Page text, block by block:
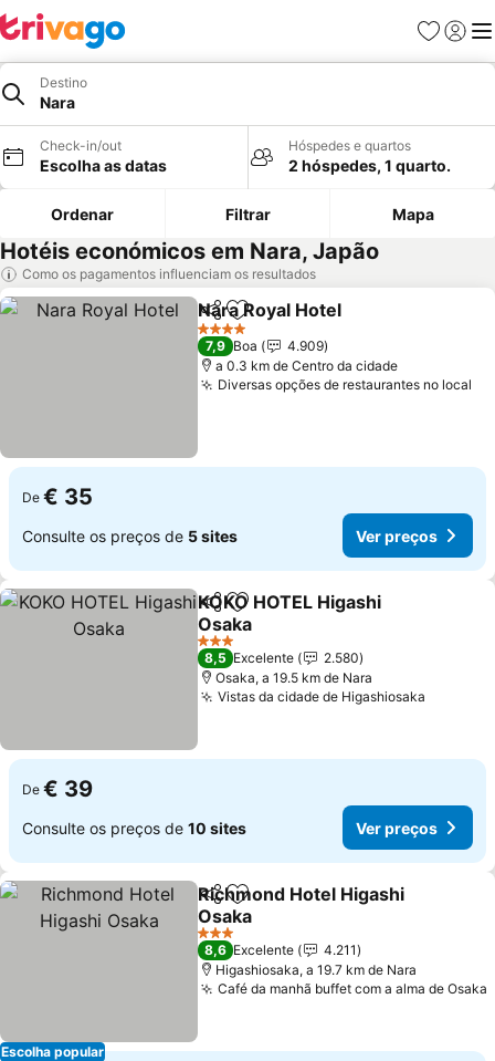
Favoritos
Iniciar
Destino
Nara
Check-in/out
Escolha as datas
Hóspedes e quartos
2 hóspedes, 1 quarto.
Ordenar Filtrar Mapa
Hotéis económicos em Nara, Japão
Como os pagamentos influenciam os resultados
PartilharAdicionar aos favoritos
Nara Royal Hotel
4 Estrelas
7,9 Boa
4.909
a 0.3 km de Centro da cidade
Diversas opções de restaurantes no local
De € 35
Consulte os preços de 5 sites Ver preços
PartilharAdicionar aos favoritos
KOKO HOTEL Higashi
Osaka
Ver preços
3 Estrelas
8,5 Excelente
2.580
Osaka, a 19.5 km de Nara
Vistas da cidade de Higashiosaka
De € 39
Consulte os preços de 10 sites Ver preços
Escolha popular
PartilharAdicionar aos favoritos
Richmond Hotel Higashi
Osaka
Ver preços
3 Estrelas
8,6 Excelente
4.211
Higashiosaka, a 19.7 km de Nara
Café da manhã buffet com a alma de Osaka